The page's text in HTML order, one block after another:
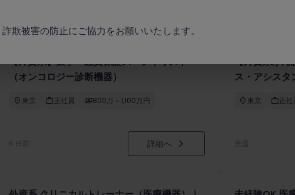
【外資系】薬事・品質保証スペシャリスト
（オンコロジー診断機器）
東京 正社員 800万～1,100万円
6 日前 詳細へ
【外資系がん
ス・アシスタ
東京 正社
先週
欺被害の防止にご協力をお願いいたします。